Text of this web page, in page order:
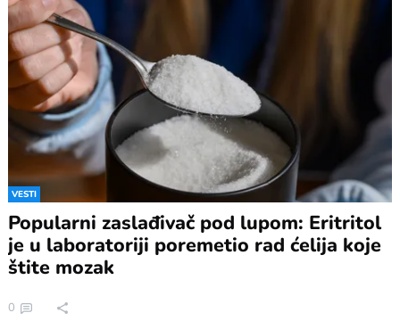
VESTI
Popularni zaslađivač pod lupom: Eritritol
je u laboratoriji poremetio rad ćelija koje
štite mozak
0